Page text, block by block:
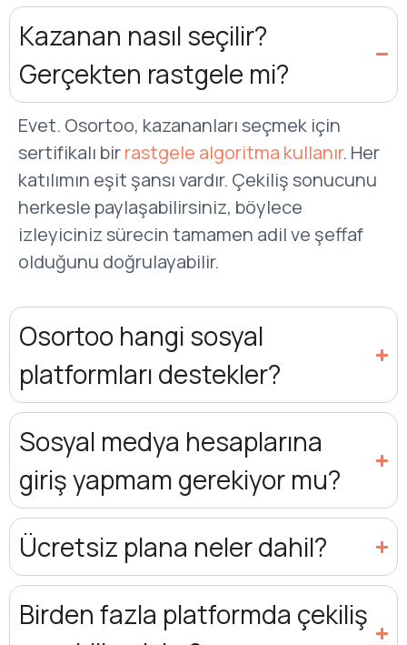
Kazanan nasıl seçilir?
Gerçekten rastgele mi?
Evet. Osortoo, kazananları seçmek için
sertifikalı birrastgele algoritma kullanır. Her
katılımın eşit şansı vardır. Çekiliş sonucunu
herkesle paylaşabilirsiniz, böylece
izleyiciniz sürecin tamamen adil ve şeffaf
olduğunu doğrulayabilir.
Osortoo hangi sosyal
platformları destekler?
Sosyal medya hesaplarına
giriş yapmam gerekiyor mu?
Ücretsiz plana neler dahil?
Birden fazla platformda çekiliş